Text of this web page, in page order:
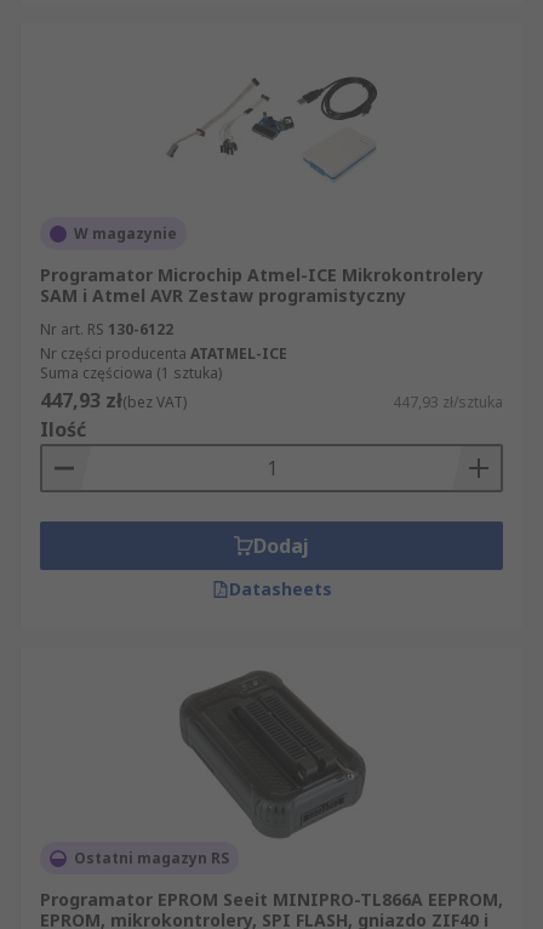
W magazynie
Programator Microchip Atmel-ICE Mikrokontrolery
SAM i Atmel AVR Zestaw programistyczny
Nr art. RS 130-6122
Nr części producenta ATATMEL-ICE
Suma częściowa (1 sztuka)
447,93 zł(bez VAT) 447,93 zł/sztuka
Ilość
Dodaj
Datasheets
Ostatni magazyn RS
Programator EPROM Seeit MINIPRO-TL866A EEPROM,
EPROM, mikrokontrolery, SPI FLASH, gniazdo ZIF40 i